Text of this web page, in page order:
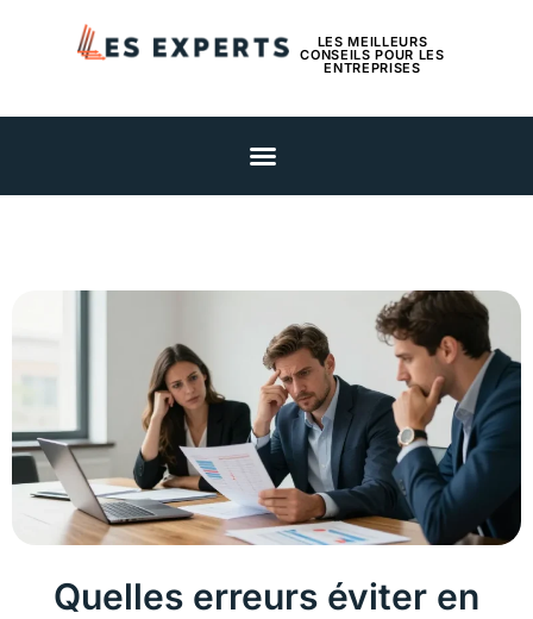
LES MEILLEURS
CONSEILS POUR LES
ENTREPRISES
Quelles erreurs éviter en